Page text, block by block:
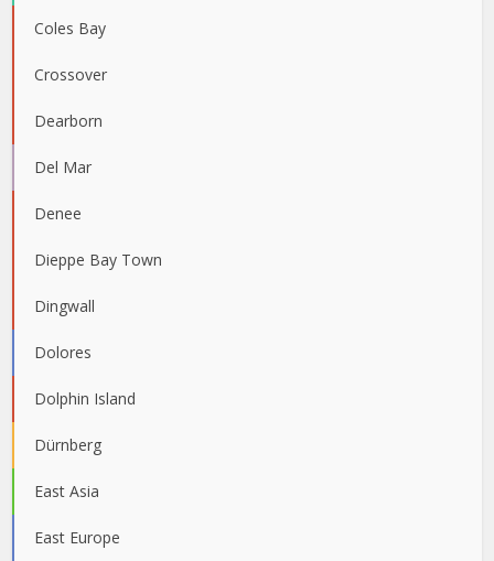
Coles Bay
Crossover
Dearborn
Del Mar
Denee
Dieppe Bay Town
Dingwall
Dolores
Dolphin Island
Dürnberg
East Asia
East Europe